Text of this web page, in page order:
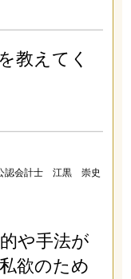
教えてく
認会計士 江黒 崇史
や手法が
欲のため